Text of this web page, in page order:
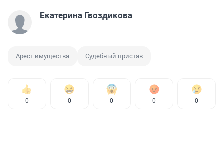
Екатерина Гвоздикова
Арест имущества Судебный пристав
0 0 0 0 0